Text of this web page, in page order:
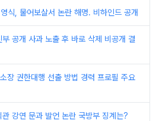
식, 물어보살서 논란 해명. 비하인드 공개
부 공개 사과 노출 후 바로 삭제 비공개 결
장 권한대행 선출 방법 경력 프로필 주요
관 강연 문과 발언 논란 국방부 징계는?